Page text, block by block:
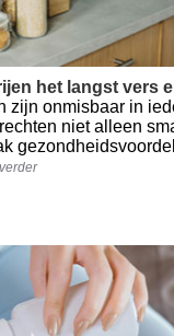
het langst vers
zijn onmisbaar in
niet alleen